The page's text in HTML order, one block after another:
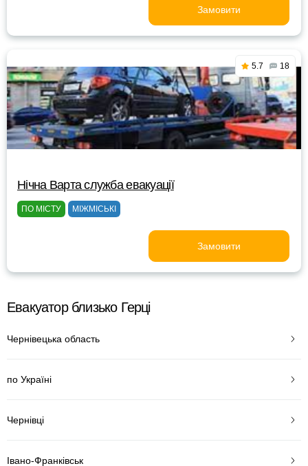
Замовити
5.7 18
Нічна Варта служба евакуації
ПО МІСТУ МІЖМІСЬКІ
Замовити
Евакуатор близько Герці
Чернівецька область
по Україні
Чернівці
Івано-Франківськ